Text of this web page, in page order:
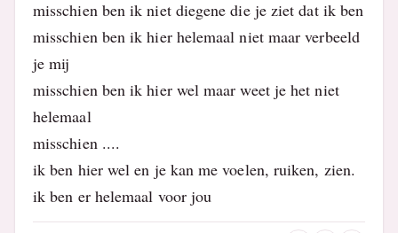
misschien ben ik niet diegene die je ziet dat ik ben
misschien ben ik hier helemaal niet maar verbeeld
je mij
misschien ben ik hier wel maar weet je het niet
helemaal
misschien ....
ik ben hier wel en je kan me voelen, ruiken, zien.
ik ben er helemaal voor jou